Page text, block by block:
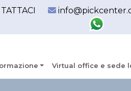
Virtual office e sede